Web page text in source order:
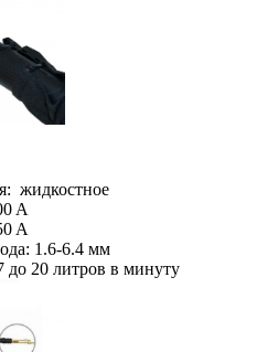
жидкостное
A
A
1.6-6.4 мм
до 20 литров в минуту